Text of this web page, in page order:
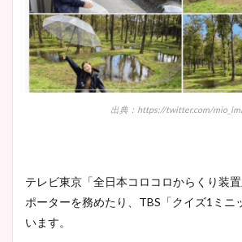
出典：https://twitter.com/
テレビ東京「全日本コロコロからくり装
ポーターを務めたり、TBS「クイズ1ミニ
います。